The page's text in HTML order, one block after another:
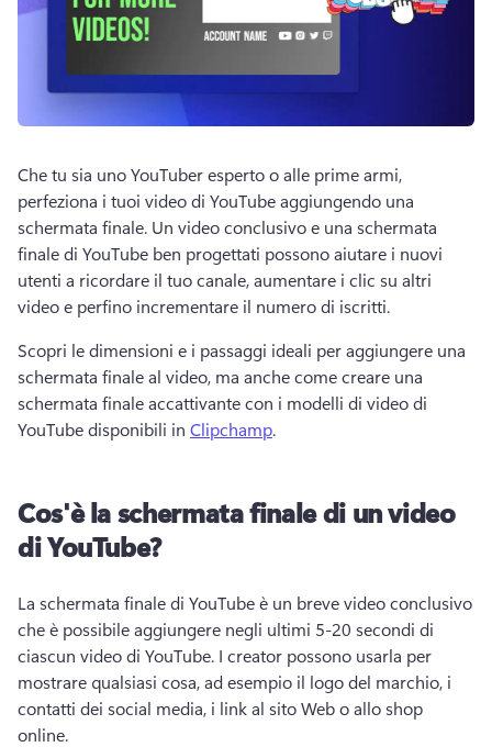
Che tu sia uno YouTuber esperto o alle prime armi,
perfeziona i tuoi video di YouTube aggiungendo una
schermata finale. Un video conclusivo e una schermata
finale di YouTube ben progettati possono aiutare i nuovi
utenti a ricordare il tuo canale, aumentare i clic su altri
video e perfino incrementare il numero di iscritti.
Scopri le dimensioni e i passaggi ideali per aggiungere una
schermata finale al video, ma anche come creare una
schermata finale accattivante con i modelli di video di
YouTube disponibili in Clipchamp.
Cos'è la schermata finale di un video
di YouTube?
La schermata finale di YouTube è un breve video conclusivo
che è possibile aggiungere negli ultimi 5-20 secondi di
ciascun video di YouTube. I creator possono usarla per
mostrare qualsiasi cosa, ad esempio il logo del marchio, i
contatti dei social media, i link al sito Web o allo shop
online.